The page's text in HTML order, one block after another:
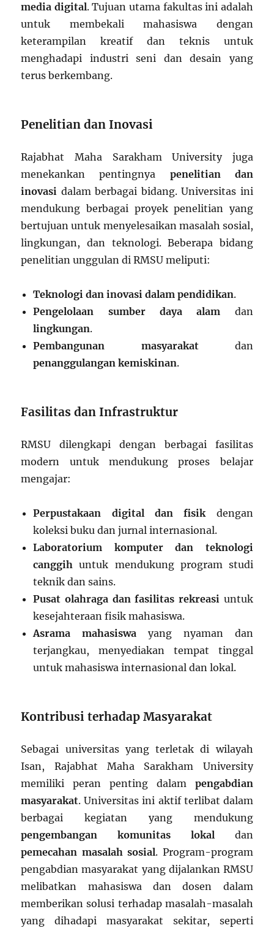
media digital. Tujuan utama fakultas ini adalah
untuk membekali mahasiswa dengan
keterampilan kreatif dan teknis untuk
menghadapi industri seni dan desain yang
terus berkembang.
Penelitian dan Inovasi
Rajabhat Maha Sarakham University juga
menekankan pentingnya penelitian dan
inovasi dalam berbagai bidang. Universitas ini
mendukung berbagai proyek penelitian yang
bertujuan untuk menyelesaikan masalah sosial,
lingkungan, dan teknologi. Beberapa bidang
penelitian unggulan di RMSU meliputi:
Teknologi dan inovasi dalam pendidikan.
Pengelolaan sumber daya alam dan
lingkungan.
Pembangunan masyarakatdan
penanggulangan kemiskinan.
Fasilitas dan Infrastruktur
RMSU dilengkapi dengan berbagai fasilitas
modern untuk mendukung proses belajar
mengajar:
Perpustakaan digital dan fisikdengan
koleksi buku dan jurnal internasional.
Laboratorium komputer dan teknologi
canggih untuk mendukung program studi
teknik dan sains.
Pusat olahraga dan fasilitas rekreasiuntuk
kesejahteraan fisik mahasiswa.
Asrama mahasiswa yang nyaman dan
terjangkau, menyediakan tempat tinggal
untuk mahasiswa internasional dan lokal.
Kontribusi terhadap Masyarakat
Sebagai universitas yang terletak di wilayah
Isan, Rajabhat Maha Sarakham University
memiliki peran penting dalam pengabdian
masyarakat. Universitas ini aktif terlibat dalam
berbagai kegiatan yang mendukung
pengembangan komunitas lokaldan
pemecahan masalah sosial. Program-program
pengabdian masyarakat yang dijalankan RMSU
melibatkan mahasiswa dan dosen dalam
memberikan solusi terhadap masalah-masalah
yang dihadapi masyarakat sekitar, seperti